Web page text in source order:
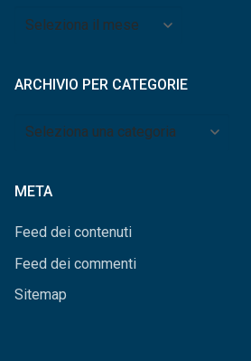
Archivio
ARCHIVIO PER CATEGORIE
Archivio
META
Feed dei contenuti
Feed dei commenti
Sitemap